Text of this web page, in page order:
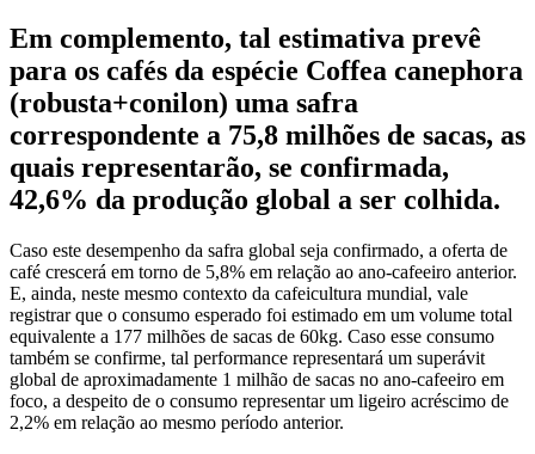
Em complemento, tal estimativa prevê
para os cafés da espécie Coffea canephora
(robusta+conilon) uma safra
correspondente a 75,8 milhões de sacas, as
quais representarão, se confirmada,
42,6% da produção global a ser colhida.
Caso este desempenho da safra global seja confirmado, a oferta de
café crescerá em torno de 5,8% em relação ao ano-cafeeiro anterior.
E, ainda, neste mesmo contexto da cafeicultura mundial, vale
registrar que o consumo esperado foi estimado em um volume total
equivalente a 177 milhões de sacas de 60kg. Caso esse consumo
também se confirme, tal performance representará um superávit
global de aproximadamente 1 milhão de sacas no ano-cafeeiro em
foco, a despeito de o consumo representar um ligeiro acréscimo de
2,2% em relação ao mesmo período anterior.